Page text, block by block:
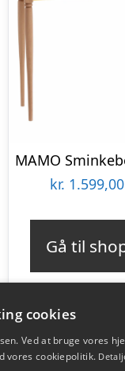
kr. 1.599,00
Gå til
cookies
Ved at bruge vores
vores cookiepolitik.